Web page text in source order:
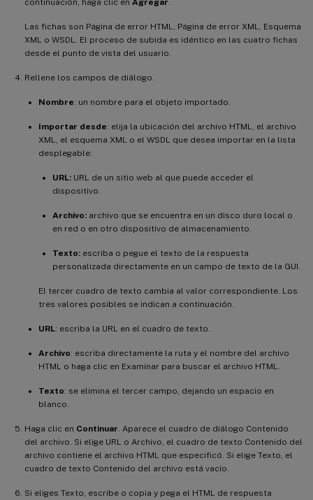
Las fichas son Página de error HTML, Página de error XML, Esquema
XML o WSDL. El proceso de subida es idéntico en las cuatro fichas
desde el punto de vista del usuario.
Rellene los campos de diálogo.
Nombre: un nombre para el objeto importado.
Importar desde: elija la ubicación del archivo HTML, el archivo
XML, el esquema XML o el WSDL que desea importar en la lista
desplegable:
URL: URL de un sitio web al que puede acceder el
dispositivo.
Archivo: archivo que se encuentra en un disco duro local o
en red o en otro dispositivo de almacenamiento.
Texto: escriba o pegue el texto de la respuesta
personalizada directamente en un campo de texto de la GUI.
El tercer cuadro de texto cambia al valor correspondiente. Los
tres valores posibles se indican a continuación.
URL: escriba la URL en el cuadro de texto.
Archivo: escriba directamente la ruta y el nombre del archivo
HTML o haga clic en Examinar para buscar el archivo HTML.
Texto: se elimina el tercer campo, dejando un espacio en
blanco.
Haga clic en Continuar . Aparece el cuadro de diálogo Contenido
del archivo. Si elige URL o Archivo, el cuadro de texto Contenido del
archivo contiene el archivo HTML que especificó. Si elige Texto, el
cuadro de texto Contenido del archivo está vacío.
Si eliges Texto, escribe o copia y pega el HTML de respuesta